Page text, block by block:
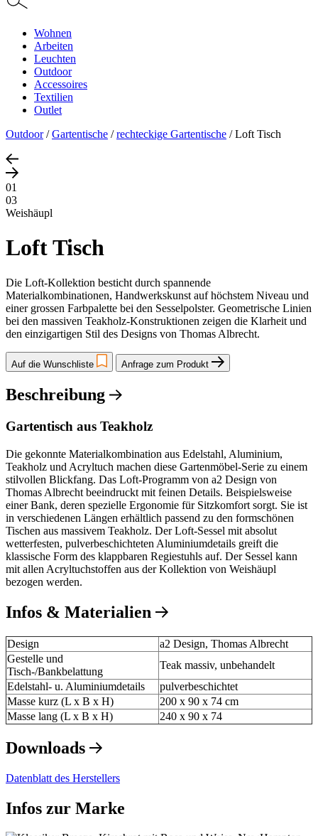
Wohnen
Arbeiten
Leuchten
Outdoor
Accessoires
Textilien
Outlet
Outdoor/Gartentische /rechteckige Gartentische /Loft Tisch
01
03
Weishäupl
Loft Tisch
Die Loft-Kollektion besticht durch spannende
Materialkombinationen, Handwerkskunst auf höchstem Niveau und
einer grossen Farbpalette bei den Sesselpolster. Geometrische Linien
bei den massiven Teakholz-Konstruktionen zeigen die Klarheit und
den einzigartigen Stil des Designs von Thomas Albrecht.
Auf die Wunschliste Anfrage zum Produkt
Beschreibung
Gartentisch aus Teakholz
Die gekonnte Materialkombination aus Edelstahl, Aluminium,
Teakholz und Acryltuch machen diese Gartenmöbel-Serie zu einem
stilvollen Blickfang. Das Loft-Programm von a2 Design von
Thomas Albrecht beeindruckt mit feinen Details. Beispielsweise
einer Bank, deren spezielle Ergonomie für Sitzkomfort sorgt. Sie ist
in verschiedenen Längen erhältlich passend zu den formschönen
Tischen aus massivem Teakholz. Der Loft-Sessel mit absolut
wetterfesten, pulverbeschichteten Aluminiumdetails greift die
klassische Form des klappbaren Regiestuhls auf. Der Sessel kann
mit allen Acryltuchstoffen aus der Kollektion von Weishäupl
bezogen werden.
Infos & Materialien
Design
a2 Design, Thomas Albrecht
Gestelle und
Tisch-/Bankbelattung
Teak massiv, unbehandelt
Edelstahl- u. Aluminiumdetails
pulverbeschichtet
Masse kurz (L x B x H)
200 x 90 x 74 cm
Masse lang (L x B x H)
240 x 90 x 74
Downloads
Datenblatt des Herstellers
Infos zur Marke